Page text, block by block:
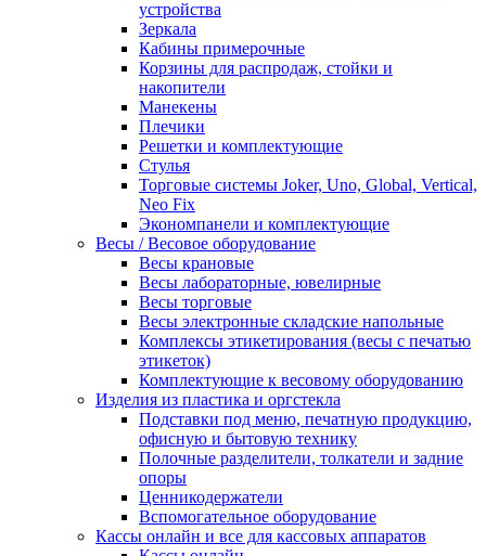
устройства
Зеркала
Кабины примерочные
Корзины для распродаж, стойки и
накопители
Манекены
Плечики
Решетки и комплектующие
Стулья
Торговые системы Joker, Uno, Global, Vertical,
Neo Fix
Экономпанели и комплектующие
Весы / Весовое оборудование
Весы крановые
Весы лабораторные, ювелирные
Весы торговые
Весы электронные складские напольные
Комплексы этикетирования (весы с печатью
этикеток)
Комплектующие к весовому оборудованию
Изделия из пластика и оргстекла
Подставки под меню, печатную продукцию,
офисную и бытовую технику
Полочные разделители, толкатели и задние
опоры
Ценникодержатели
Вспомогательное оборудование
Кассы онлайн и все для кассовых аппаратов